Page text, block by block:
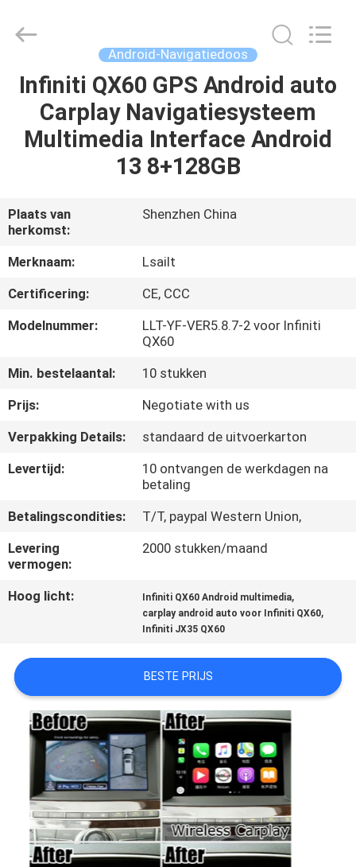
HUIS
PRODUCTEN
ONGEVEER
ONS
FABRIEKSREIS
KWALITEITSCONTROLE
CONTACTEER
ONS
GEVALLEN
SITEMAP
POLICY
Automobile
Electron
Rights
Reserved.
Android-Navigatiedoos
Infiniti QX60 GPS Android auto
Carplay Navigatiesysteem
Multimedia Interface Android
13 8+128GB
Plaats van
herkomst:
Shenzhen China
Merknaam:
Lsailt
Certificering:
CE, CCC
Modelnummer:
LLT-YF-VER5.8.7-2 voor Infiniti
QX60
Min. bestelaantal:
10 stukken
Prijs:
Negotiate with us
Verpakking Details:
standaard de uitvoerkarton
Levertijd:
10 ontvangen de werkdagen na
betaling
Betalingscondities:
T/T, paypal Western Union,
Levering
vermogen:
2000 stukken/maand
Hoog licht: Infiniti QX60 Android multimedia,
carplay android auto voor Infiniti QX60,
Infiniti JX35 QX60
BESTE PRIJS